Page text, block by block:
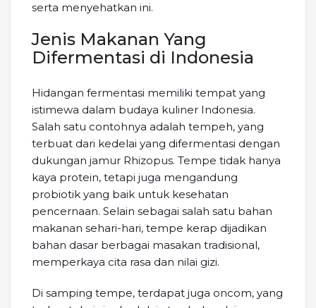
serta menyehatkan ini.
Jenis Makanan Yang
Difermentasi di Indonesia
Hidangan fermentasi memiliki tempat yang
istimewa dalam budaya kuliner Indonesia.
Salah satu contohnya adalah tempeh, yang
terbuat dari kedelai yang difermentasi dengan
dukungan jamur Rhizopus. Tempe tidak hanya
kaya protein, tetapi juga mengandung
probiotik yang baik untuk kesehatan
pencernaan. Selain sebagai salah satu bahan
makanan sehari-hari, tempe kerap dijadikan
bahan dasar berbagai masakan tradisional,
memperkaya cita rasa dan nilai gizi.
Di samping tempe, terdapat juga oncom, yang